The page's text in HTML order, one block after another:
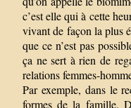
c’est elle qui à cette
vivant de façon la plus
que ce n’est pas
ça ne sert à rien de
relations femmes-
Par exemple, dans le
formes de la famille.